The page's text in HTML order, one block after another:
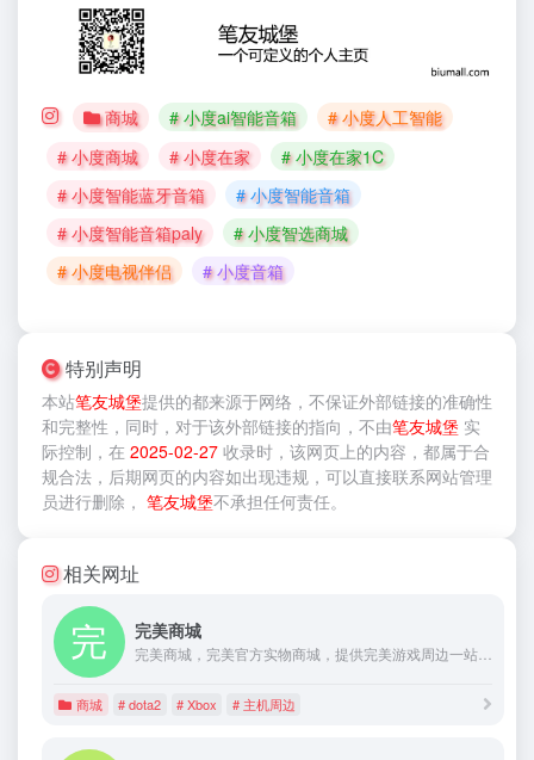
商城 # 小度ai智能音箱
# 小度人工智能
# 小度商城
# 小度在家
# 小度在家1C
# 小度智能蓝牙音箱
# 小度智能音箱
# 小度智能音箱paly
# 小度智选商城
# 小度电视伴侣
# 小度音箱
特别声明
本站笔友城堡提供的都来源于网络，不保证外部链接的准确性
和完整性，同时，对于该外部链接的指向，不由笔友城堡 实
际控制，在 2025-02-27 收录时，该网页上的内容，都属于合
规合法，后期网页的内容如出现违规，可以直接联系网站管理
员进行删除， 笔友城堡不承担任何责任。
相关网址
完美商城
完美商城，完美官方实物商城，提供完美游戏周边一站式购物平台，更多限时折扣，绝版手办，秒杀优惠，尽在完美商城，支持支付宝、网银等各种支付方式，即时发货，提供安全交易保障，让您安心享受购物乐趣！
商城 # dota2 # Xbox # 主机周边